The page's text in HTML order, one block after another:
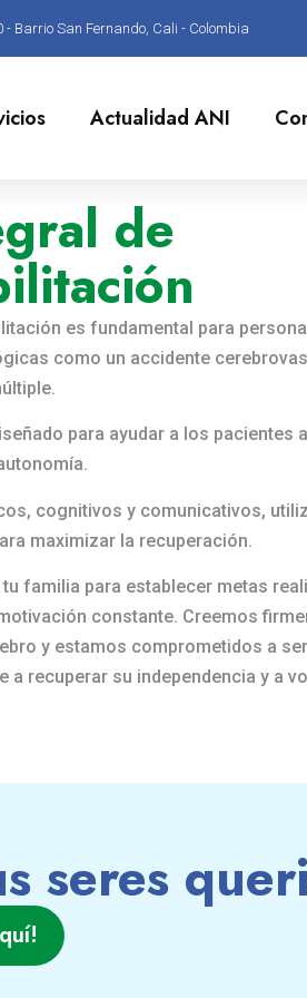
- Barrio San Fernando, Cali - Colombia
Actualidad ANI
de
es fundamental para
como un accidente
para ayudar a los pacientes
cognitivos y comunicativos,
maximizar la recuperación.
familia para establecer metas
constante. Creemos
y estamos comprometidos a
a recuperar su independencia y a
seres